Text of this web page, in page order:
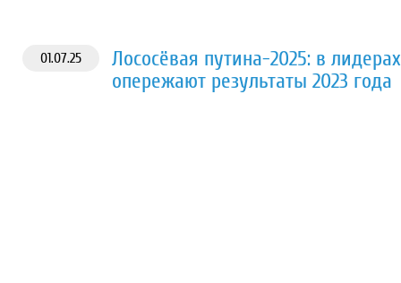
01.07.25
Лососёвая путина-2025: в
опережают результаты 2023 года